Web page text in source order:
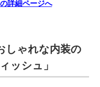
詳細ページへ
しゃれな内装の
ッシュ」